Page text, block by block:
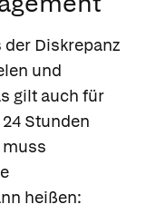
Diskrepanz
und
gilt auch für
Stunden
muss
heißen: